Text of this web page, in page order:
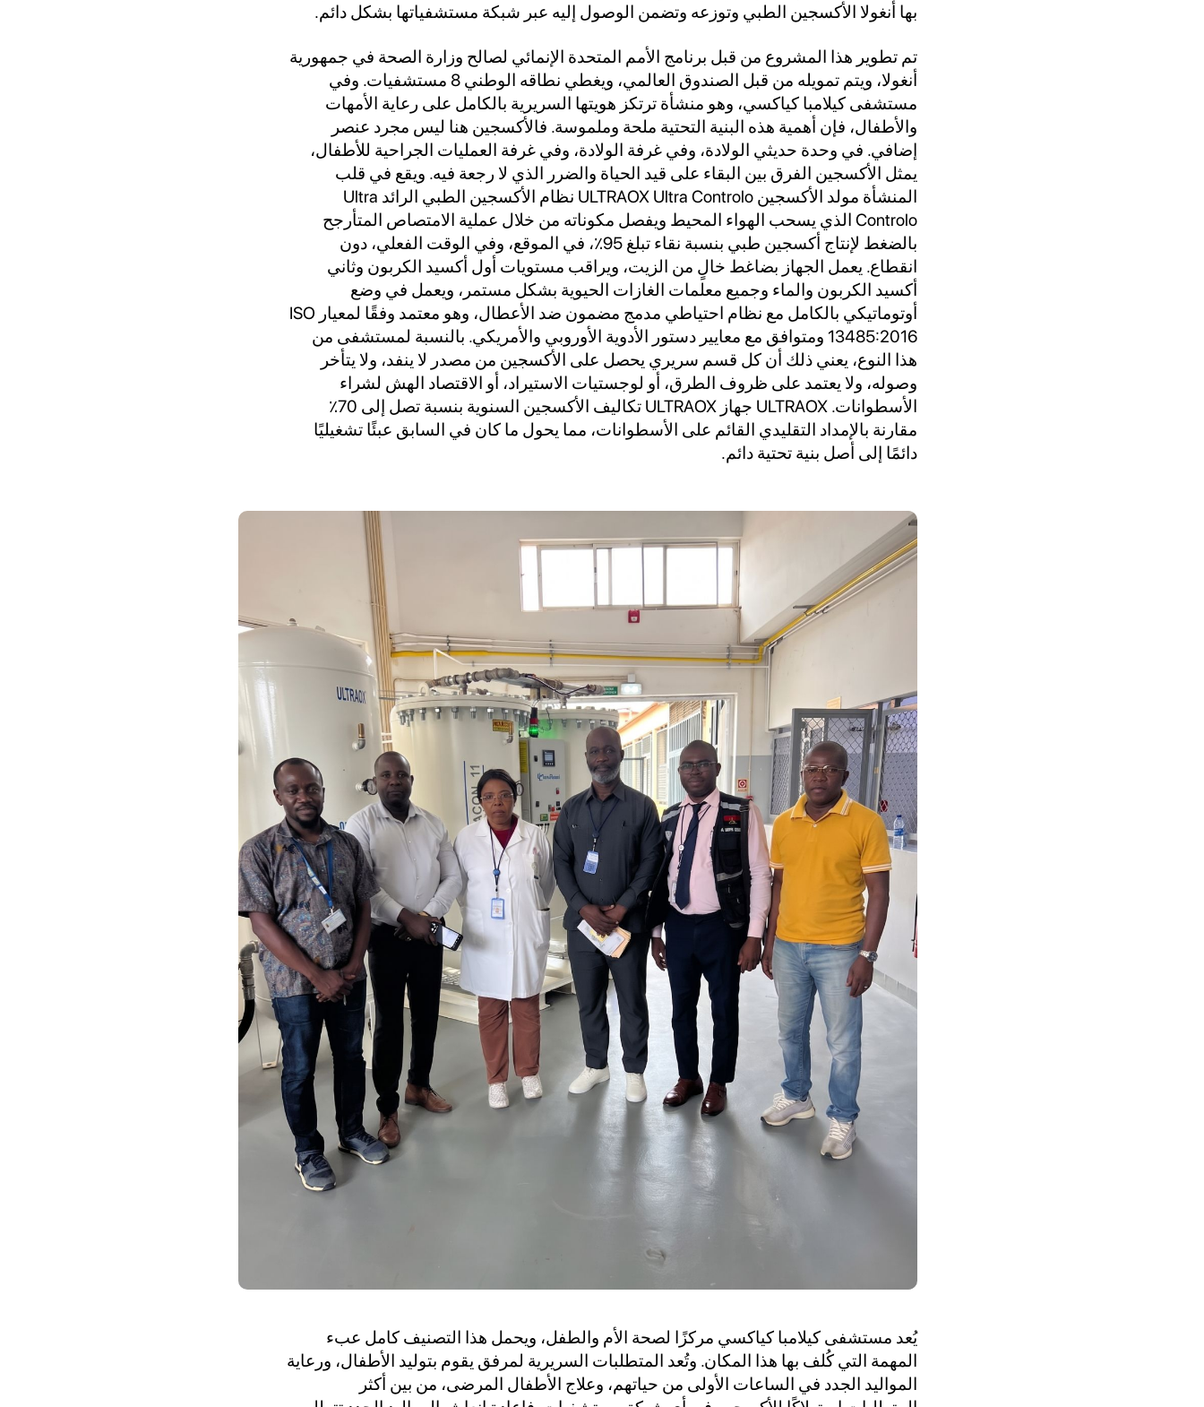
بها أنغولا الأكسجين الطبي وتوزعه وتضمن الوصول إليه عبر شبكة مستشفياتها بشكل دائم.
تم تطوير هذا المشروع من قبل برنامج الأمم المتحدة الإنمائي لصالح وزارة الصحة في جمهورية
أنغولا، ويتم تمويله من قبل الصندوق العالمي، ويغطي نطاقه الوطني 8 مستشفيات. وفي
مستشفى كيلامبا كياكسي، وهو منشأة ترتكز هويتها السريرية بالكامل على رعاية الأمهات
والأطفال، فإن أهمية هذه البنية التحتية ملحة وملموسة. فالأكسجين هنا ليس مجرد عنصر
إضافي. في وحدة حديثي الولادة، وفي غرفة الولادة، وفي غرفة العمليات الجراحية للأطفال،
يمثل الأكسجين الفرق بين البقاء على قيد الحياة والضرر الذي لا رجعة فيه. ويقع في قلب
المنشأة مولد الأكسجين ULTRAOX Ultra Controlo نظام الأكسجين الطبي الرائد Ultra
Controlo الذي يسحب الهواء المحيط ويفصل مكوناته من خلال عملية الامتصاص المتأرجح
بالضغط لإنتاج أكسجين طبي بنسبة نقاء تبلغ 95٪، في الموقع، وفي الوقت الفعلي، دون
انقطاع. يعمل الجهاز بضاغط خالٍ من الزيت، ويراقب مستويات أول أكسيد الكربون وثاني
أكسيد الكربون والماء وجميع معلمات الغازات الحيوية بشكل مستمر، ويعمل في وضع
أوتوماتيكي بالكامل مع نظام احتياطي مدمج مضمون ضد الأعطال، وهو معتمد وفقًا لمعيار ISO
13485:2016 ومتوافق مع معايير دستور الأدوية الأوروبي والأمريكي. بالنسبة لمستشفى من
هذا النوع، يعني ذلك أن كل قسم سريري يحصل على الأكسجين من مصدر لا ينفد، ولا يتأخر
وصوله، ولا يعتمد على ظروف الطرق، أو لوجستيات الاستيراد، أو الاقتصاد الهش لشراء
الأسطوانات. ULTRAOX جهاز ULTRAOX تكاليف الأكسجين السنوية بنسبة تصل إلى 70٪
مقارنة بالإمداد التقليدي القائم على الأسطوانات، مما يحول ما كان في السابق عبئًا تشغيليًا
دائمًا إلى أصل بنية تحتية دائم.
يُعد مستشفى كيلامبا كياكسي مركزًا لصحة الأم والطفل، ويحمل هذا التصنيف كامل عبء
المهمة التي كُلف بها هذا المكان. وتُعد المتطلبات السريرية لمرفق يقوم بتوليد الأطفال، ورعاية
المواليد الجدد في الساعات الأولى من حياتهم، وعلاج الأطفال المرضى، من بين أكثر